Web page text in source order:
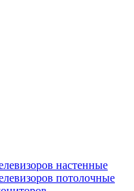
настенные
потолочные